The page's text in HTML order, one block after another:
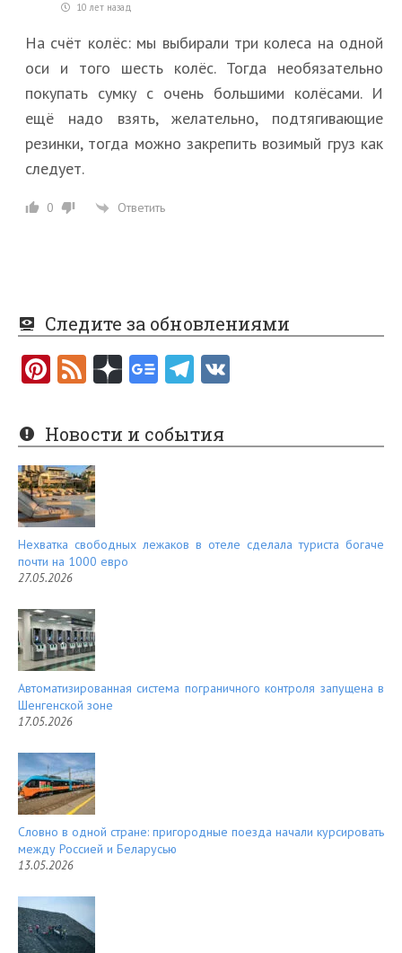
10 лет назад
На счёт колёс: мы выбирали три колеса на одной
оси и того шесть колёс. Тогда необязательно
покупать сумку с очень большими колёсами. И
ещё надо взять, желательно, подтягивающие
резинки, тогда можно закрепить возимый груз как
следует.
0 Ответить
Следите за обновлениями
Pi
er
es
t
F
e
d
Новости и события
Нехватка свободных лежаков в отеле сделала туриста богаче
почти на 1000 евро
27.05.2026
Автоматизированная система пограничного контроля запущена в
Шенгенской зоне
17.05.2026
Словно в одной стране: пригородные поезда начали курсировать
между Россией и Беларусью
13.05.2026